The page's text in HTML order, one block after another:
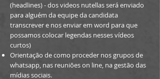
(headlines) - dos videos nutellas será enviado
para alguém da equipe da candidata
transcrever e nos enviar em word para que
possamos colocar legendas nesses vídeos
curtos)
Orientação de como proceder nos grupos de
whatsapp, nas reuniões on line, na gestão das
mídias sociais.